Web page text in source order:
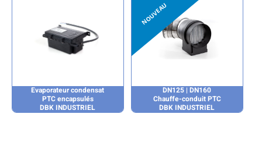
Evaporateur condensat
PTC encapsulés
DBK INDUSTRIEL
DN125 | DN160
Chauffe-conduit PTC
DBK INDUSTRIEL